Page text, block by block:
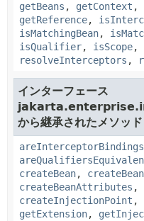
getBeans , getContext ,
getReference,
isMatchingBean,
isQualifier, isScope,
resolveInterceptors ,
インターフェース
から継承されたメソッド
createBean, createBean
createBeanAttributes ,
createInjectionPoint ,
getExtension,